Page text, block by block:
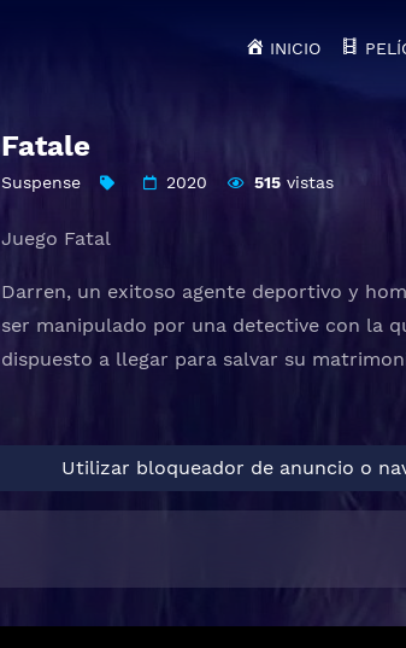
INICIO
Fatale
Suspense 2020 515vistas
Juego Fatal
Darren, un exitoso agente deportivo y
ser manipulado por una detective con la
dispuesto a llegar para salvar su
Utilizar bloqueador de anuncio o